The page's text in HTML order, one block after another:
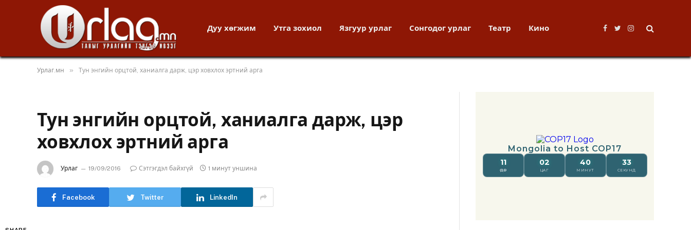
Дуу хөгжим Утга зохиол Язгуур урлаг Сонгодог урлаг Театр Кино
Facebook
TwitterInstagram
Урлаг.мн » Тун энгийн орцтой, ханиалга дарж, цэр ховхлох эртний арга
Тун энгийн орцтой, ханиалга дарж, цэр
ховхлох эртний арга
Урлаг 19/09/2016 Сэтгэгдэл байхгүй 1 минут уншина
Facebook Twitter LinkedIn